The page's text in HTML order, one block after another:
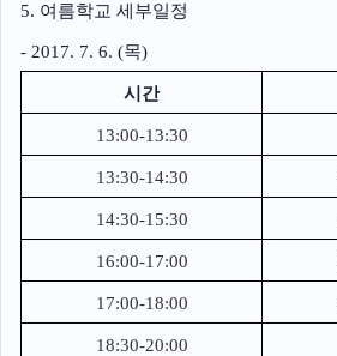
5. 여름학교 세부일정
- 2017. 7. 6. (목)
시간
13:00-13:30
13:30-14:30
14:30-15:30
16:00-17:00
17:00-18:00
18:30-20:00